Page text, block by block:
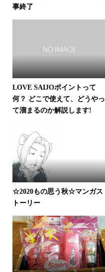
事終了
LOVE SAIJOポイントって
何？ どこで使えて、どうやっ
て溜まるのか解説します!
☆2020もの思う秋☆マンガス
トーリー